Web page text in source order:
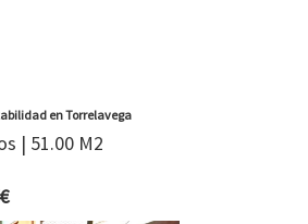
en Torrelavega
| 51.00 M2